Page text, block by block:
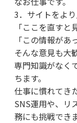
3．サイトをよ
「ここを直すと
「この情報があ
そんな意見も大
専門知識がなく
ちます。
仕事に慣れてき
SNS運用や、リ
務にも挑戦でき